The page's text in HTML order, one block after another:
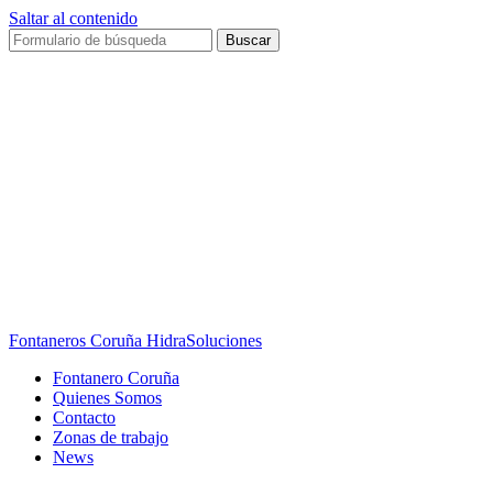
Saltar al contenido
Buscar
Fontaneros Coruña HidraSoluciones
Fontanero Coruña
Quienes Somos
Contacto
Zonas de trabajo
News